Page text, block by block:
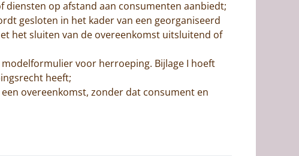
op afstand aan consumenten aanbiedt;
gesloten in het kader van een georganiseerd
het sluiten van de overeenkomst uitsluitend of
voor herroeping. Bijlage I hoeft
heeft;
overeenkomst, zonder dat consument en